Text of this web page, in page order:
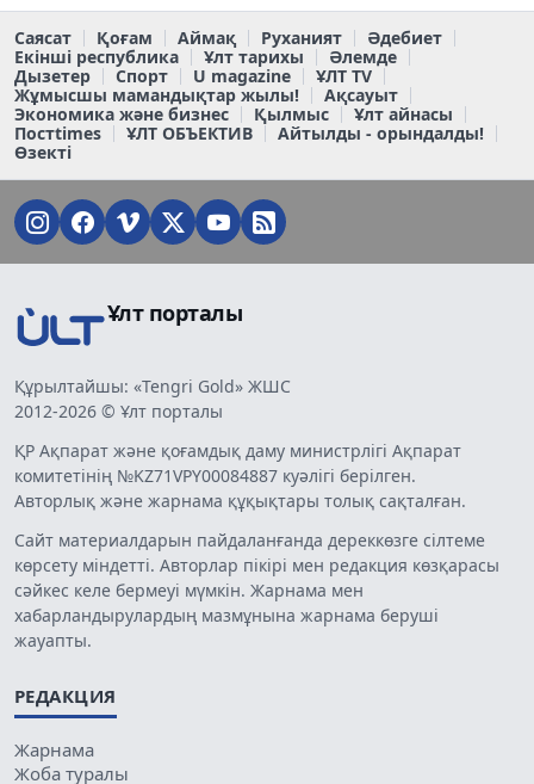
Саясат Қоғам Аймақ Руханият
Әдебиет
Екінші республика
Ұлт тарихы
Әлемде
Дызетер
Спорт U magazine
ҰЛТ TV
Жұмысшы мамандықтар жылы!
Ақсауыт
Экономика және бизнес
Қылмыс
Ұлт айнасы
Постtimes
ҰЛТ ОБЪЕКТИВ
Айтылды - орындалды!
Өзекті
Ұлт порталы
Құрылтайшы: «Tengri Gold» ЖШС
2012-2026 © Ұлт порталы
ҚР Ақпарат және қоғамдық даму министрлігі Ақпарат
комитетінің №KZ71VPY00084887 куәлігі берілген.
Авторлық және жарнама құқықтары толық сақталған.
Сайт материалдарын пайдаланғанда дереккөзге сілтеме
көрсету міндетті. Авторлар пікірі мен редакция көзқарасы
сәйкес келе бермеуі мүмкін. Жарнама мен
хабарландырулардың мазмұнына жарнама беруші
жауапты.
РЕДАКЦИЯ
Жарнама
Жоба туралы